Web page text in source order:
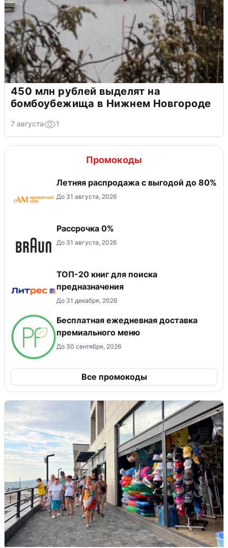
450 млн рублей выделят на
бомбоубежища в Нижнем Новгороде
7 августа 1
Промокоды
Летняя распродажа с выгодой до 80%
До 31 августа, 2026
Рассрочка 0%
До 31 августа, 2026
ТОП-20 книг для поиска
предназначения
До 31 декабря, 2026
Бесплатная ежедневная доставка
премиального меню
До 30 сентября, 2026
Все промокоды